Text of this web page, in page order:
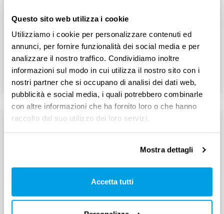
Questo sito web utilizza i cookie
Utilizziamo i cookie per personalizzare contenuti ed
annunci, per fornire funzionalità dei social media e per
analizzare il nostro traffico. Condividiamo inoltre
informazioni sul modo in cui utilizza il nostro sito con i
nostri partner che si occupano di analisi dei dati web,
pubblicità e social media, i quali potrebbero combinarle
con altre informazioni che ha fornito loro o che hanno
raccolto dal suo utilizzo dei loro servizi.
Mostra dettagli
Accetta tutti
infortuni agli arti superiori e inferiori
3min Leggi tutto